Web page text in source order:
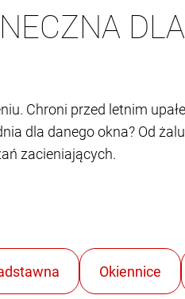
Chroni przed letnim
dla danego okna? Od
zacieniających.